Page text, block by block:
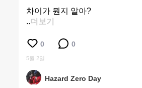
차이가 뭔지 알아?
..더보기
0 0
5월 2일
Hazard Zero Day